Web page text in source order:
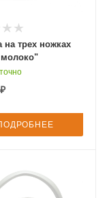
на трех ножках